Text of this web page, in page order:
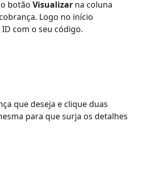
botão Visualizar na coluna
Logo no início
com o seu código.
que deseja e clique duas
para que surja os detalhes